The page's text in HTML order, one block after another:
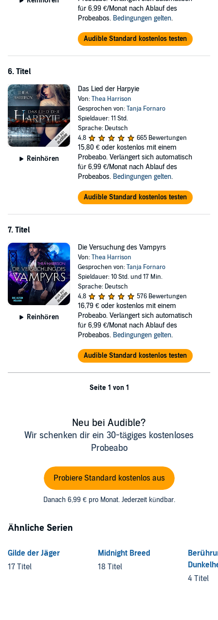
für 6,99 €/Monat nach Ablauf des
Probeabos. Bedingungen gelten.
Audible Standard kostenlos testen
6. Titel
Reinhören
Das Lied der Harpyie
Von:Thea Harrison
Gesprochen von:Tanja Fornaro
Spieldauer: 11 Std.
Sprache: Deutsch
4,8
665 Bewertungen
15,80 € oder kostenlos mit einem
Probeabo. Verlängert sich automatisch
für 6,99 €/Monat nach Ablauf des
Probeabos. Bedingungen gelten.
Audible Standard kostenlos testen
7. Titel
Reinhören
Die Versuchung des Vampyrs
Von:Thea Harrison
Gesprochen von:Tanja Fornaro
Spieldauer: 10 Std. und 17 Min.
Sprache: Deutsch
4,8
576 Bewertungen
16,79 € oder kostenlos mit einem
Probeabo. Verlängert sich automatisch
für 6,99 €/Monat nach Ablauf des
Probeabos. Bedingungen gelten.
Audible Standard kostenlos testen
Seite 1 von 1
Neu bei Audible?
Wir schenken dir ein 30-tägiges kostenloses
Probeabo
Probiere Standard kostenlos aus
Danach 6,99 € pro Monat. Jederzeit kündbar.
Ähnliche Serien
Gilde der Jäger
17 Titel
Midnight Breed
18 Titel
4 Titel